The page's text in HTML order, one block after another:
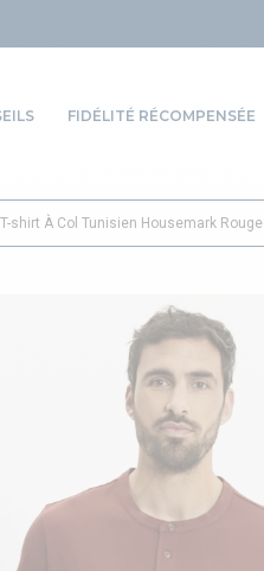
FIDÉLITÉ RÉCOMPENSÉE
T-shirt À Col Tunisien Housemark Rouge